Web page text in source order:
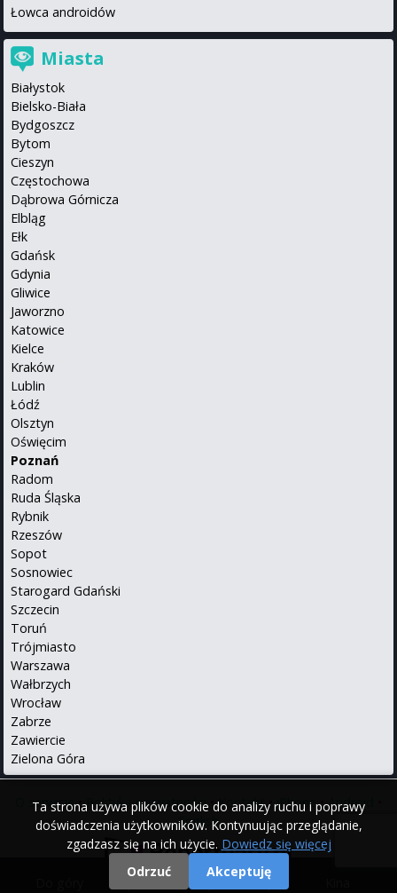
Ta strona używa plików cookie do analizy ruchu i poprawy
doświadczenia użytkowników. Kontynuując przeglądanie,
zgadzasz się na ich użycie. Dowiedz się więcej
Odrzuć
Akceptuję
Łowca androidów
Miasta
Białystok
Bielsko-Biała
Bydgoszcz
Bytom
Cieszyn
Częstochowa
Dąbrowa Górnicza
Elbląg
Ełk
Gdańsk
Gdynia
Gliwice
Jaworzno
Katowice
Kielce
Kraków
Lublin
Łódź
Olsztyn
Oświęcim
Poznań
Radom
Ruda Śląska
Rybnik
Rzeszów
Sopot
Sosnowiec
Starogard Gdański
Szczecin
Toruń
Trójmiasto
Warszawa
Wałbrzych
Wrocław
Zabrze
Zawiercie
Zielona Góra
|
O serwisie•Polityka prywatności•Kontakt•iPhone•Android
English
© 2000 - 2026 Repertuary.pl